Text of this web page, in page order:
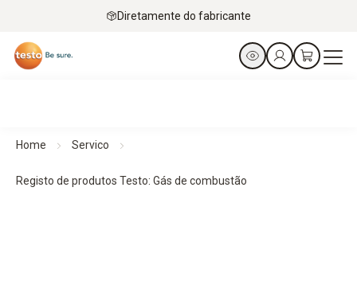
Diretamente do fabricante
Home Servico
Registo de produtos Testo: Gás de combustão